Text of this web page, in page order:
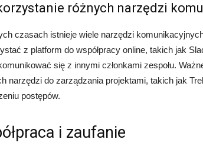
różnych narzędzi
czasach istnieje wiele narzędzi
z platform do współpracy online, takich jak
się z innymi członkami zespołu.
narzędzi do zarządzania projektami, takich jak
postępów.
i zaufanie